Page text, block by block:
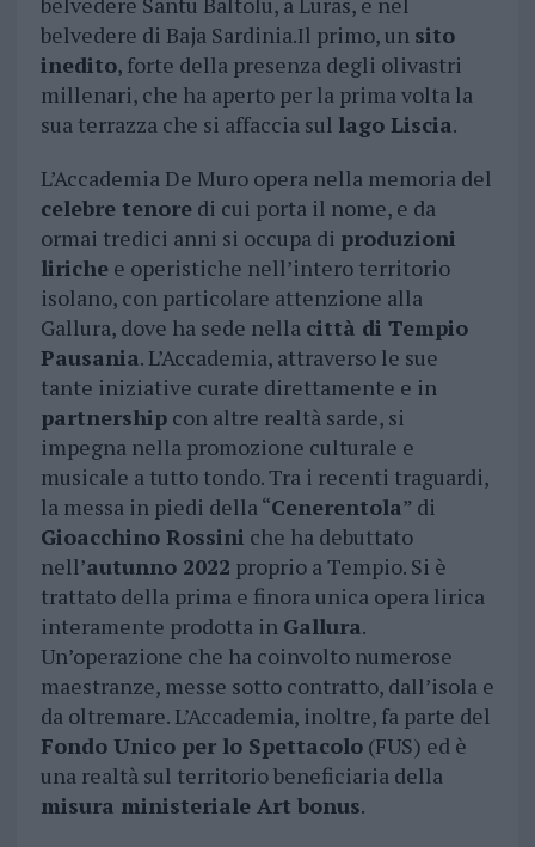
belvedere di Baja Sardinia.Il primo, un sito
inedito, forte della presenza degli olivastri
millenari, che ha aperto per la prima volta la
sua terrazza che si affaccia sul lago Liscia.
L’Accademia De Muro opera nella memoria del
celebre tenoredi cui porta il nome, e da
ormai tredici anni si occupa di produzioni
lirichee operistiche nell’intero territorio
isolano, con particolare attenzione alla
Gallura, dove ha sede nella città di Tempio
Pausania. L’Accademia, attraverso le sue
tante iniziative curate direttamente e in
partnershipcon altre realtà sarde, si
impegna nella promozione culturale e
musicale a tutto tondo. Tra i recenti traguardi,
la messa in piedi della “Cenerentola” di
Gioacchino Rossini che ha debuttato
nell’autunno 2022 proprio a Tempio. Si è
trattato della prima e finora unica opera lirica
interamente prodotta in Gallura.
Un’operazione che ha coinvolto numerose
maestranze, messe sotto contratto, dall’isola e
da oltremare. L’Accademia, inoltre, fa parte del
Fondo Unico per lo Spettacolo(FUS) ed è
una realtà sul territorio beneficiaria della
misura ministeriale Art bonus.